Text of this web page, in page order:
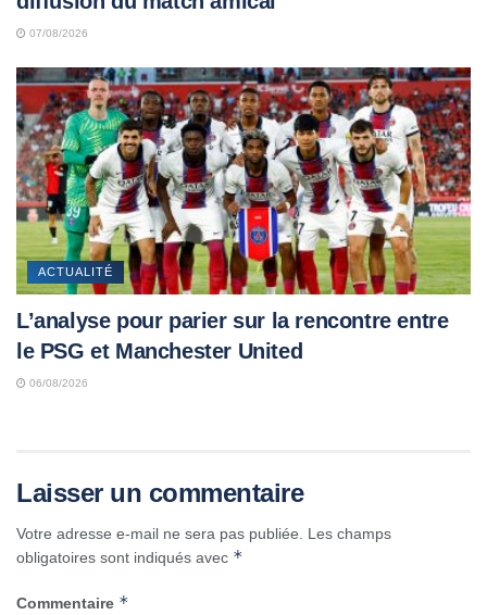
07/08/2026
ACTUALITÉ
L’analyse pour parier sur la rencontre entre
le PSG et Manchester United
06/08/2026
Laisser un commentaire
Votre adresse e-mail ne sera pas publiée.
Les champs
obligatoires sont indiqués avec *
Commentaire *